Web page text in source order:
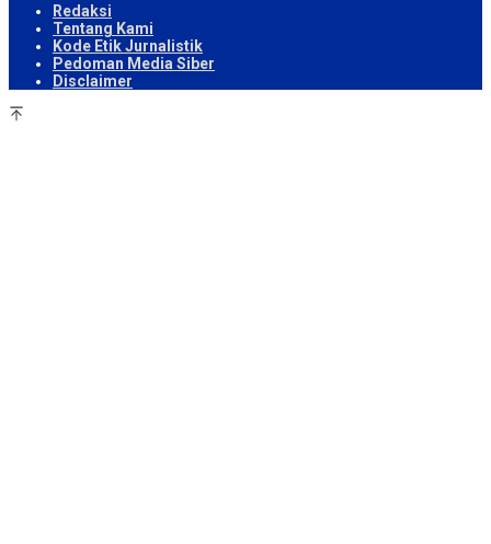
Redaksi
Tentang Kami
Kode Etik Jurnalistik
Pedoman Media Siber
Disclaimer